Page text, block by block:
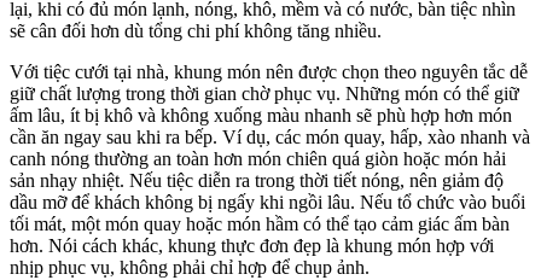
lại, khi có đủ món lạnh, nóng, khô, mềm và có nước, bàn tiệc nhìn
sẽ cân đối hơn dù tổng chi phí không tăng nhiều.
Với tiệc cưới tại nhà, khung món nên được chọn theo nguyên tắc dễ
giữ chất lượng trong thời gian chờ phục vụ. Những món có thể giữ
ấm lâu, ít bị khô và không xuống màu nhanh sẽ phù hợp hơn món
cần ăn ngay sau khi ra bếp. Ví dụ, các món quay, hấp, xào nhanh và
canh nóng thường an toàn hơn món chiên quá giòn hoặc món hải
sản nhạy nhiệt. Nếu tiệc diễn ra trong thời tiết nóng, nên giảm độ
dầu mỡ để khách không bị ngấy khi ngồi lâu. Nếu tổ chức vào buổi
tối mát, một món quay hoặc món hầm có thể tạo cảm giác ấm bàn
hơn. Nói cách khác, khung thực đơn đẹp là khung món hợp với
nhịp phục vụ, không phải chỉ hợp để chụp ảnh.